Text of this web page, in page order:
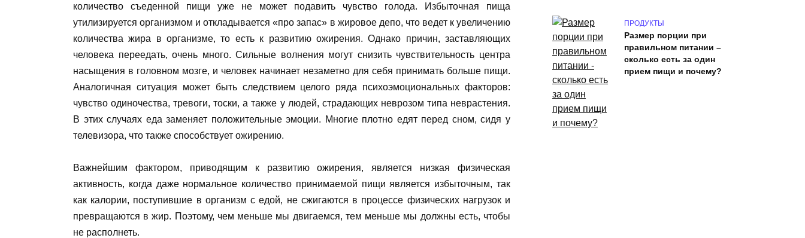
количество съеденной пищи уже не может подавить чувство голода. Избыточная пища
утилизируется организмом и откладывается «про запас» в жировое депо, что ведет к увеличению
количества жира в организме, то есть к развитию ожирения. Однако причин, заставляющих
человека переедать, очень много. Сильные волнения могут снизить чувствительность центра
насыщения в головном мозге, и человек начинает незаметно для себя принимать больше пищи.
Аналогичная ситуация может быть следствием целого ряда психоэмоциональных факторов:
чувство одиночества, тревоги, тоски, а также у людей, страдающих неврозом типа неврастения.
В этих случаях еда заменяет положительные эмоции. Многие плотно едят перед сном, сидя у
телевизора, что также способствует ожирению.
Важнейшим фактором, приводящим к развитию ожирения, является низкая физическая
активность, когда даже нормальное количество принимаемой пищи является избыточным, так
как калории, поступившие в организм с едой, не сжигаются в процессе физических нагрузок и
превращаются в жир. Поэтому, чем меньше мы двигаемся, тем меньше мы должны есть, чтобы
не располнеть.
ПРОДУКТЫ
Размер порции при
правильном питании –
сколько есть за один
прием пищи и почему?